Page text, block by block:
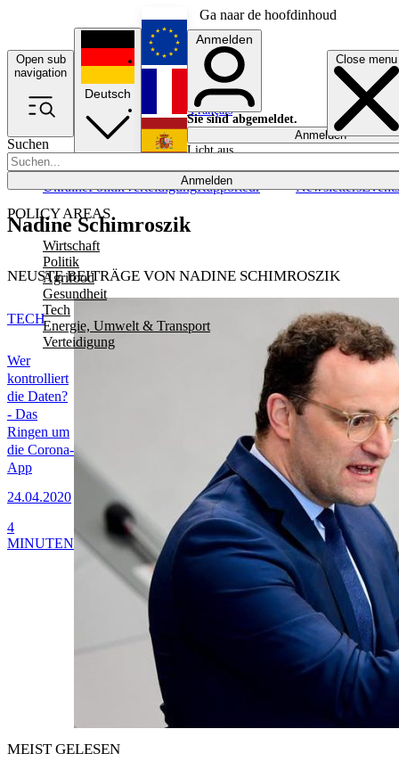
Ga naar de hoofdinhoud
Open sub
navigation
Close menu
Suchen
Anmelden
POLICY AREAS
Wirtschaft
Politik
Agrifood
Gesundheit
Tech
Energie, Umwelt & Transport
Verteidigung
UkrainePolitikVerteidigungRapporteur NewslettersEvents
Deutsch
English
Français
Anmelden
Sie sind abgemeldet.
Anmelden
Licht aus
Nadine Schimroszik
NEUSTE BEITRÄGE VON NADINE SCHIMROSZIK
Wer
kontrolliert
die Daten?
- Das
Ringen um
die Corona-
App
24.04.2020
TECH
4
MINUTEN
MEIST GELESEN